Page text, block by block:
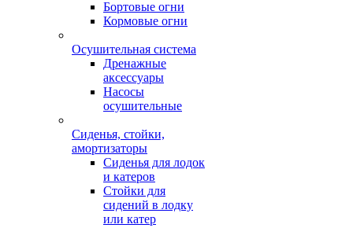
Бортовые огни
Кормовые огни
Осушительная система
Дренажные
аксессуары
Насосы
осушительные
Сиденья, стойки,
амортизаторы
Сиденья для лодок
и катеров
Стойки для
сидений в лодку
или катер